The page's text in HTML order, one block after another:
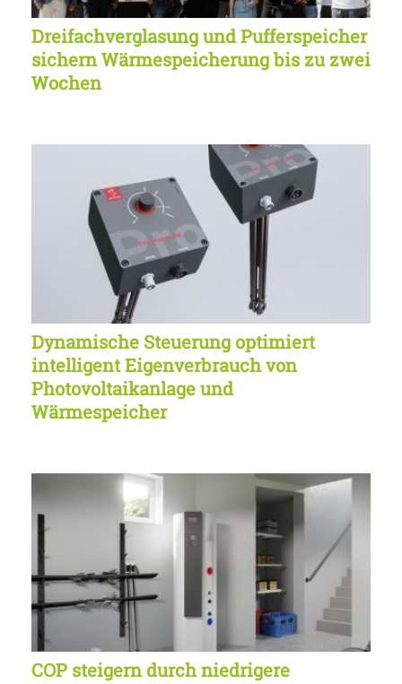
Dreifachverglasung und Pufferspeicher
sichern Wärmespeicherung bis zu zwei
Wochen
Dynamische Steuerung optimiert
intelligent Eigenverbrauch von
Photovoltaikanlage und
Wärmespeicher
COP steigern durch niedrigere